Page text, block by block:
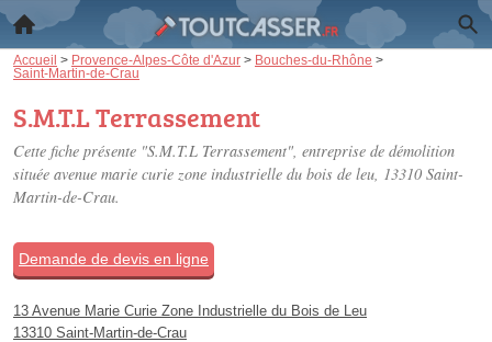
Accueil > Provence-Alpes-Côte d'Azur > Bouches-du-Rhône >
Saint-Martin-de-Crau
S.M.T.L Terrassement
Cette fiche présente "S.M.T.L Terrassement", entreprise de démolition
située avenue marie curie zone industrielle du bois de leu, 13310 Saint-
Martin-de-Crau.
Demande de devis en ligne
13 Avenue Marie Curie Zone Industrielle du Bois de Leu
13310 Saint-Martin-de-Crau